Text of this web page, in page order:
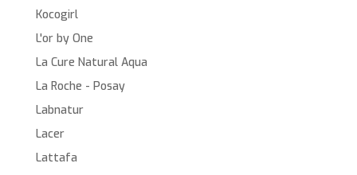
Kocogirl
L'or by One
La Cure Natural Aqua
La Roche - Posay
Labnatur
Lacer
Lattafa